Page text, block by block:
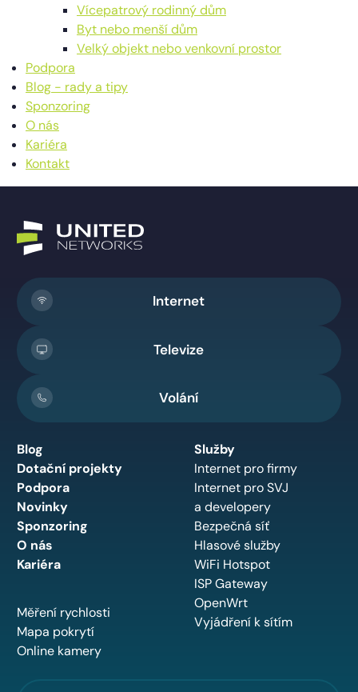
Vícepatrový rodinný dům
Byt nebo menší dům
Velký objekt nebo venkovní prostor
Podpora
Blog - rady a tipy
Sponzoring
O nás
Kariéra
Kontakt
Internet
Televize
Volání
Blog
Dotační projekty
Podpora
Novinky
Sponzoring
O nás
Kariéra
Měření rychlosti
Mapa pokrytí
Online kamery
Služby
Internet pro firmy
Internet pro SVJ
a developery
Bezpečná síť
Hlasové služby
WiFi Hotspot
ISP Gateway
OpenWrt
Vyjádření k sítím